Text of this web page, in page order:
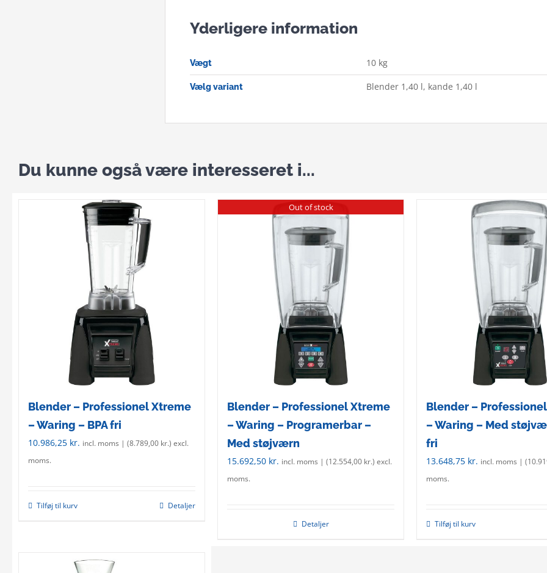
Yderligere information
Vægt 10 kg
Vælg variant Blender 1,40 l, kande 1,40 l
Du kunne også være interesseret i...
Blender – Professionel Xtreme
– Waring – BPA fri
10.986,25 kr. incl. moms | (8.789,00 kr.) excl.
moms.
Tilføj til kurv Detaljer
Out of stock
Blender – Professionel Xtreme
– Waring – Programerbar –
Med støjværn
15.692,50 kr. incl. moms | (12.554,00 kr.) excl.
moms.
Detaljer
Blender –
– Waring – Med
fri
13.648,75 kr. incl. moms | (
moms.
Tilføj til kurv